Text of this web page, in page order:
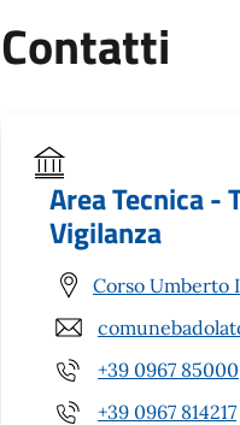
Contatti
Area Tecnica
Vigilanza
Corso Umberto
+39 0967 85000
+39 0967 814217